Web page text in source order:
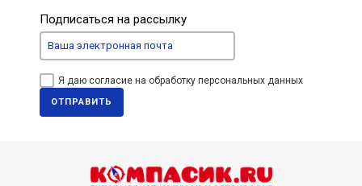
Подписаться на рассылку
Я даю согласие на обработку персональных данных
ОТПРАВИТЬ